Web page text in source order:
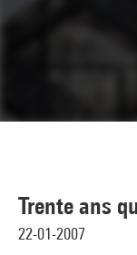
Trente ans
22-01-2007